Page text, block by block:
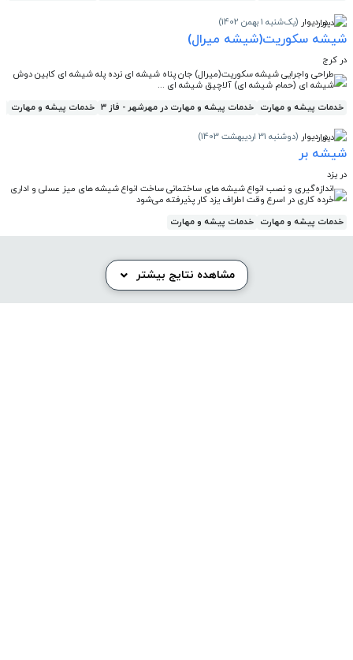
در دیوار (یک‌شنبه 1 بهمن 1402)
شیشه سکوریت(شیشه میرال)
در کرج
طراحی واجرایی شیشه سکوریت(میرال) جان پناه شیشه ای نرده پله شیشه ای کابین دوش
شیشه ای (حمام شیشه ای) آلاچیق شیشه ای ...
خدمات پیشه و مهارت خدمات پیشه و مهارت در مهرشهر - فاز ۳ خدمات پیشه و مهارت
در دیوار (دوشنبه 31 اردیبهشت 1403)
شیشه بر
در یزد
اندازه‌گیری و نصب انواع شیشه های ساختمانی ساخت انواع شیشه های میز عسلی و اداری
خرده کاری در اسرع وقت اطراف یزد کار پذیرفته می‌شود
خدمات پیشه و مهارت خدمات پیشه و مهارت
مشاهده نتایج بیشتر